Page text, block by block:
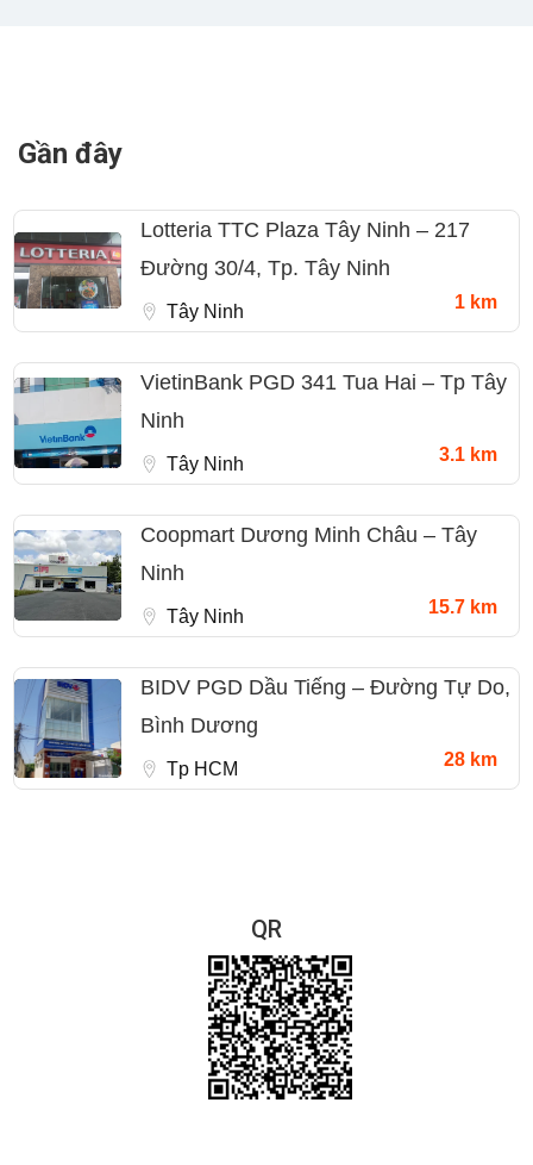
Gần đây
Lotteria TTC Plaza Tây Ninh – 217
Đường 30/4, Tp. Tây Ninh
Tây Ninh 1 km
VietinBank PGD 341 Tua Hai – Tp Tây
Ninh
Tây Ninh 3.1 km
Coopmart Dương Minh Châu – Tây
Ninh
Tây Ninh 15.7 km
BIDV PGD Dầu Tiếng – Đường Tự Do,
Bình Dương
Tp HCM 28 km
QR